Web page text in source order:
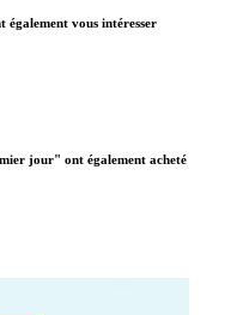
vous intéresser
jour" ont également acheté